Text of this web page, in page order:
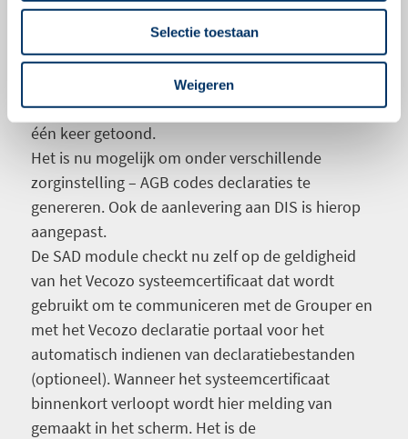
Selectie toestaan
Weigeren
top van de lijst. Hetzelfde geldt voor het
accorderen van subtrajecten.
Om de leesbaarheid te vergroten wordt bij een
lijst met declaratie fouten die veel dezelfde
foutmeldingen bevat, iedere foutmelding maar
één keer getoond.
Het is nu mogelijk om onder verschillende
zorginstelling – AGB codes declaraties te
genereren. Ook de aanlevering aan DIS is hierop
aangepast.
De SAD module checkt nu zelf op de geldigheid
van het Vecozo systeemcertificaat dat wordt
gebruikt om te communiceren met de Grouper en
met het Vecozo declaratie portaal voor het
automatisch indienen van declaratiebestanden
(optioneel). Wanneer het systeemcertificaat
binnenkort verloopt wordt hier melding van
gemaakt in het scherm. Het is de